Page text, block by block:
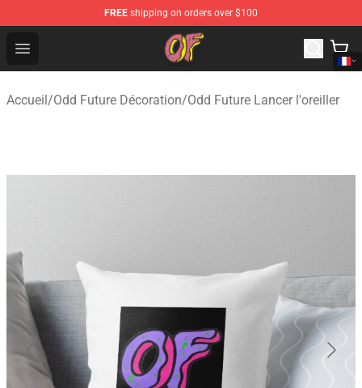
FREE shipping on orders over $100
Open menu
Odd Future Shop - Official Odd Future Merchandise Store
Accueil/Odd Future Décoration/Odd Future Lancer l'oreiller